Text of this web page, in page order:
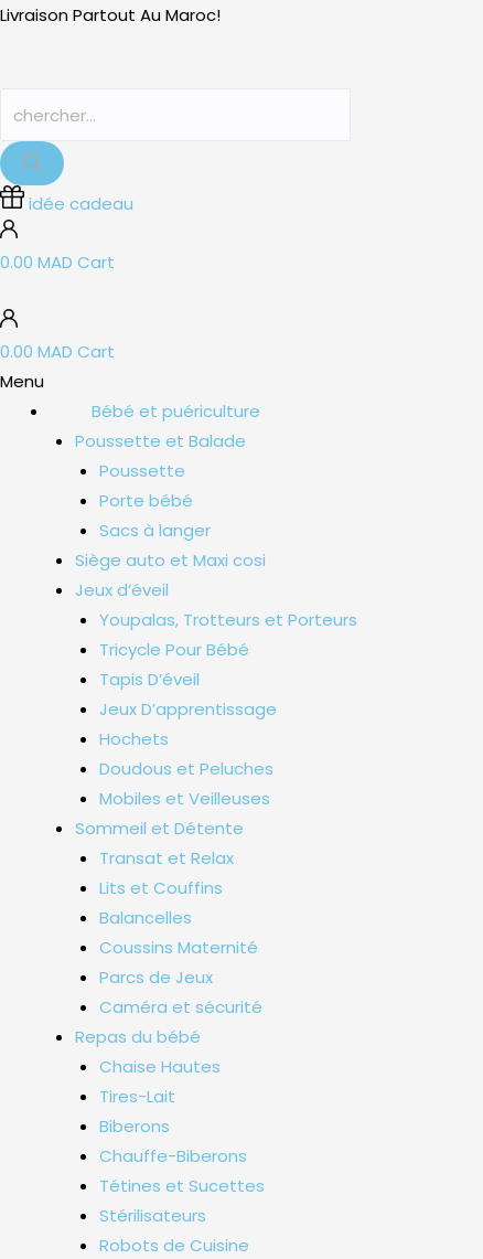
Aller
Livraison Partout Au Maroc!
Recherche
idée cadeau
0.00 MAD Cart
0.00 MAD Cart
Menu
Bébé et puériculture
Poussette et Balade
Poussette
Porte bébé
Sacs à langer
Siège auto et Maxi cosi
Jeux d’éveil
Youpalas, Trotteurs et Porteurs
Tricycle Pour Bébé
Tapis D’éveil
Jeux D’apprentissage
Hochets
Doudous et Peluches
Mobiles et Veilleuses
Sommeil et Détente
Transat et Relax
Lits et Couffins
Balancelles
Coussins Maternité
Parcs de Jeux
Caméra et sécurité
Repas du bébé
Chaise Hautes
Tires-Lait
Biberons
Chauffe-Biberons
Tétines et Sucettes
Stérilisateurs
Robots de Cuisine
Recherche